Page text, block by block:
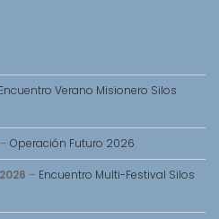
Encuentro Verano Misionero Silos
– Operación Futuro 2026
– Encuentro Multi-Festival Silos